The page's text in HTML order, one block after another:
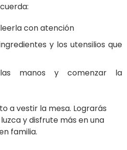
con atención
y los utensilios que
las manos y comenzar la
a vestir la mesa. Lograrás
y disfrute más en una
familia.